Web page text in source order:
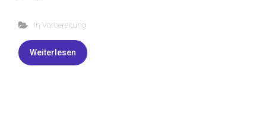
In Vorbereitung
Weiterlesen